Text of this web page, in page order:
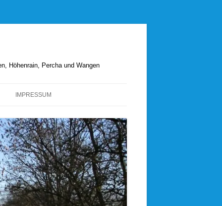
Höhenrain, Percha und Wangen
IMPRESSUM